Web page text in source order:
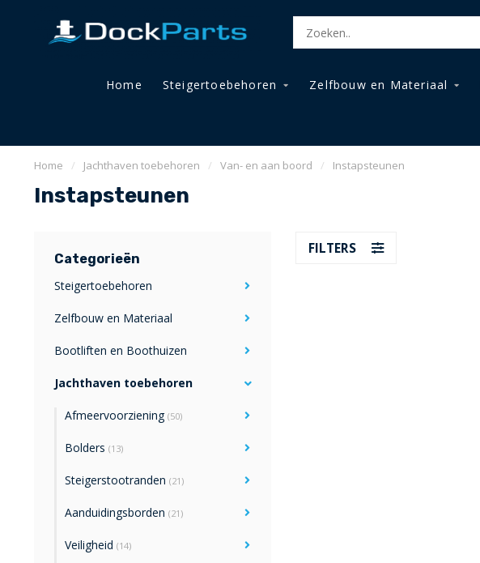
Home Steigertoebehoren Zelfbouw en Materiaal
Home / Jachthaven toebehoren / Van- en aan boord / Instapsteunen
Instapsteunen
Categorieën
Steigertoebehoren
Zelfbouw en Materiaal
Bootliften en Boothuizen
Jachthaven toebehoren
Afmeervoorziening (50)
Bolders (13)
Steigerstootranden (21)
Aanduidingsborden (21)
Veiligheid (14)
FILTERS